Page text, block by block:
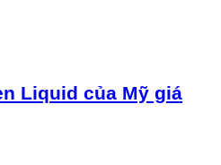
Liquid của Mỹ giá